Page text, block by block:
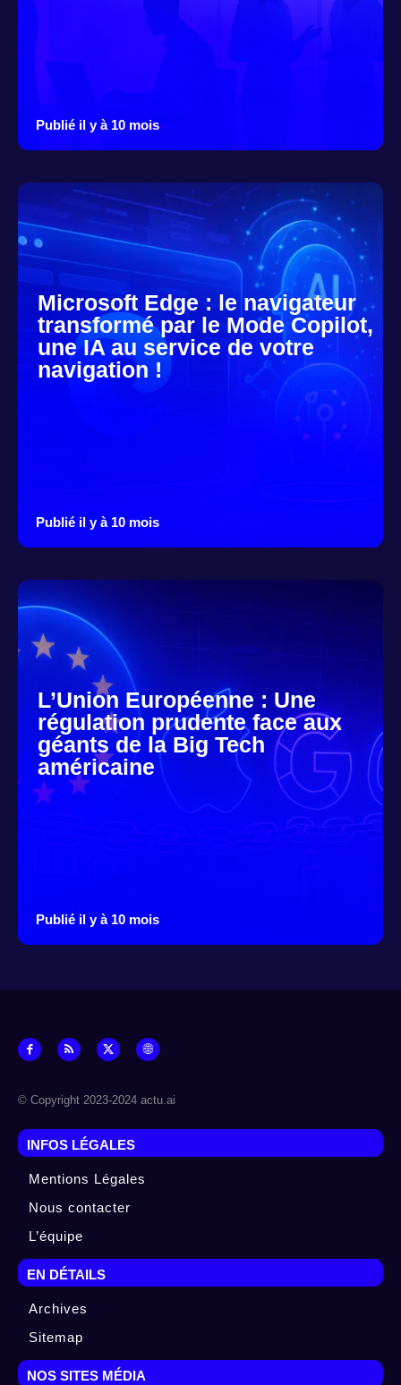
Publié il y à 10 mois
Microsoft Edge : le navigateur
transformé par le Mode Copilot,
une IA au service de votre
navigation !
Publié il y à 10 mois
L’Union Européenne : Une
régulation prudente face aux
géants de la Big Tech
américaine
Publié il y à 10 mois
© Copyright 2023-2024 actu.ai
INFOS LÉGALES
Mentions Légales
Nous contacter
L’équipe
EN DÉTAILS
Archives
Sitemap
NOS SITES MÉDIA